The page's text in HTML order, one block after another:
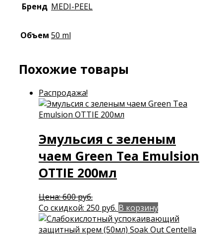
Бренд MEDI-PEEL
Объем 50 ml
Похожие товары
Распродажа!
Эмульсия с зеленым
чаем Green Tea Emulsion
OTTIE 200мл
Цена:600руб.Первоначальная
цена
составляла
600 руб..
Со скидкой: 250 руб. Текущая
цена:
250 руб..
В корзину